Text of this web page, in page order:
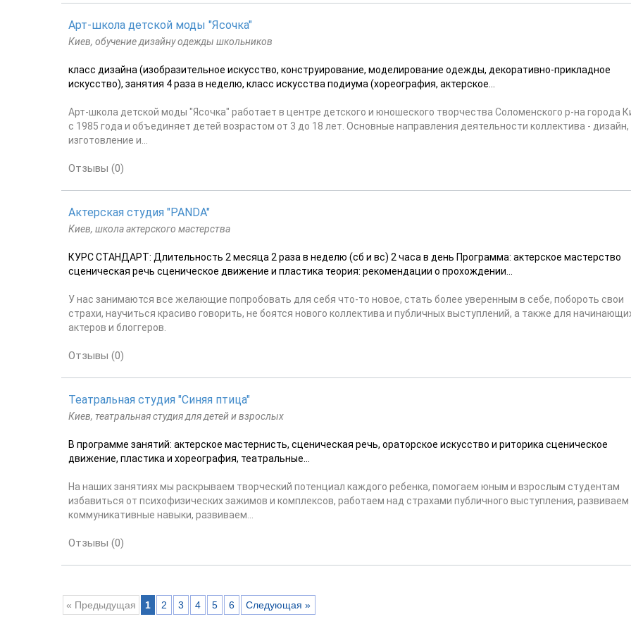
Арт-школа детской моды "Ясочка"
Киев, обучение дизайну одежды школьников
класс дизайна (изобразительное искусство, конструирование, моделирование одежды, декоративно-прикладное
искусство), занятия 4 раза в неделю, класс искусства подиума (хореография, актерское...
Арт-школа детской моды "Ясочка" работает в центре детского и юношеского творчества Соломенского р-на города
с 1985 года и объединяет детей возрастом от 3 до 18 лет. Основные направления деятельности коллектива - дизайн,
изготовление и...
Отзывы (0)
Актерская студия "PANDA"
Киев, школа актерского мастерства
КУРС СТАНДАРТ: Длительность 2 месяца 2 раза в неделю (сб и вс) 2 часа в день Программа: актерское мастерство
сценическая речь сценическое движение и пластика теория: рекомендации о прохождении...
У нас занимаются все желающие попробовать для себя что-то новое, стать более уверенным в себе, побороть свои
страхи, научиться красиво говорить, не боятся нового коллектива и публичных выступлений, а также для
актеров и блоггеров.
Отзывы (0)
Театральная студия "Синяя птица"
Киев, театральная студия для детей и взрослых
В программе занятий: актерское мастернисть, сценическая речь, ораторское искусство и риторика сценическое
движение, пластика и хореография, театральные...
На наших занятиях мы раскрываем творческий потенциал каждого ребенка, помогаем юным и взрослым студентам
избавиться от психофизических зажимов и комплексов, работаем над страхами публичного выступления, развиваем
коммуникативные навыки, развиваем...
Отзывы (0)
« Предыдущая 1 2 3 4 5 6 Следующая »